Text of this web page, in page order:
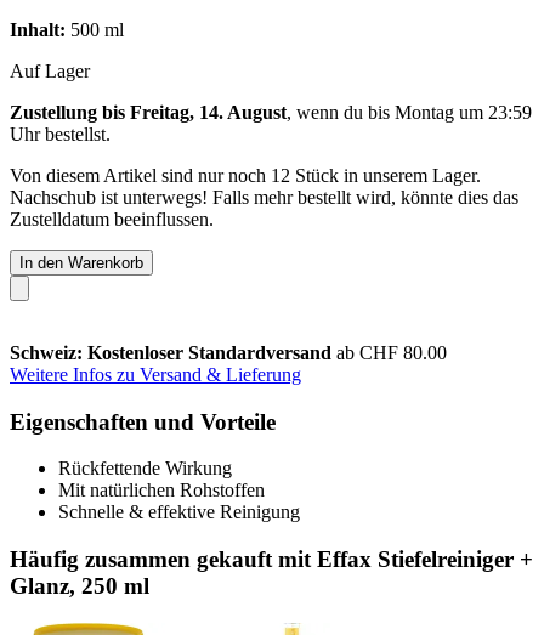
Inhalt: 500 ml
Auf Lager
Zustellung bis Freitag, 14. August, wenn du bis Montag um 23:59
Uhrbestellst.
Von diesem Artikel sind nur noch 12 Stück in unserem Lager.
Nachschub ist unterwegs! Falls mehr bestellt wird, könnte dies das
Zustelldatum beeinflussen.
In den Warenkorb
Schweiz: Kostenloser Standardversand ab CHF 80.00
Weitere Infos zu Versand & Lieferung
Eigenschaften und Vorteile
Rückfettende Wirkung
Mit natürlichen Rohstoffen
Schnelle & effektive Reinigung
Häufig zusammen gekauft mit Effax Stiefelreiniger +
Glanz, 250 ml